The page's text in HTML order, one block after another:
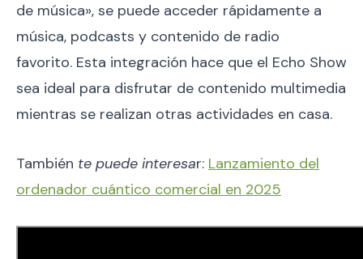
de música», se puede acceder rápidamente a
música, podcasts y contenido de radio
favorito. Esta integración hace que el Echo Show
sea ideal para disfrutar de contenido multimedia
mientras se realizan otras actividades en casa.
También te puede interesar: Lanzamiento del
ordenador cuántico comercial en 2025